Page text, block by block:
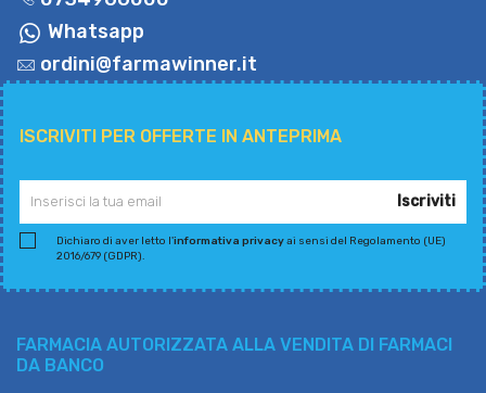
Whatsapp
ordini@farmawinner.it
ISCRIVITI PER OFFERTE IN ANTEPRIMA
Iscriviti
Dichiaro di aver letto l'informativa privacyai sensi del Regolamento (UE)
2016/679 (GDPR).
FARMACIA AUTORIZZATA ALLA VENDITA DI FARMACI
DA BANCO